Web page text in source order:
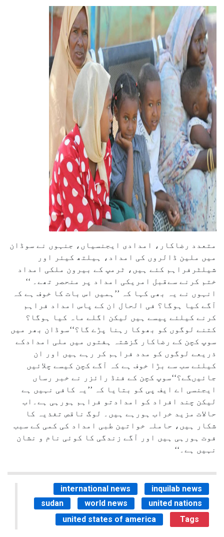
متعدد رضاکار، امدادی ایجنسیاں، جنہوں نے سوڈان
میں ملین ڈالروں کی امداد، ہیلتھ کیئر اور
شیلٹرفراہم کئے ہیں، ٹرمپ کے بیرون ملکی امداد
ختم کرنے سےقبل امریکی امداد پر منحصر تھے۔ ‘‘
انہوں نے یہ بھی کہا کہ ’’ہمیں اس بات کا خوف ہے کہ
آگے کیا ہوگا؟ فی الحال ان کے پاس امداد فراہم
کرنے کیلئے پیسے ہیں لیکن اگلے ماہ کیا ہوگا؟
کتنے لوگوں کو بھوکا رہنا پڑے گا؟‘‘سوڈان بھر میں
سوپ کچن کے رضاکار گزشتہ ہفتوں میں ملی امدادکے
ذریعے لوگوں کو مدد فراہم کر رہے ہیں اور ان
کیلئے سب سے بڑا خوف ہے کہ آگے کچن کیسے چلائیں
جائیںگے؟‘‘سوپ کچن کے فنڈ رائزر نے خبر رساں
ایجنسی اے ایف پی کو بتایا کہ ’’یہ کافی نہیں ہے
لیکن چند افراد کو امدادتو فراہم ہورہی ہے۔اب
حالات مزید خراب ہورہے ہیں۔ لوگ ناقص تغذیہ کا
شکار ہیں، حاملہ خواتین طبی امداد کی کمی کے سبب
فوت ہورہی ہیں اور آگے زندگی کا کوئی نام و نشان
نہیں ہے۔‘‘
international news
inquilab news
sudan
world news
united nations
united states of america
Tags